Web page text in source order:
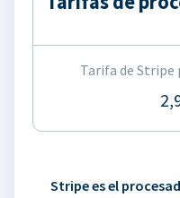
Tarifa de
Stripe es el